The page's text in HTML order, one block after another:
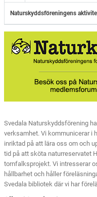
Naturskyddsföreningens
Svedala Naturskyddsförening
verksamhet. Vi kommunicerar i
inriktad på att lära oss om och
tid på att sköta naturreservatet
tornfalksprojekt. Vi intresserar
hållbarhet och håller
Svedala bibliotek där vi har